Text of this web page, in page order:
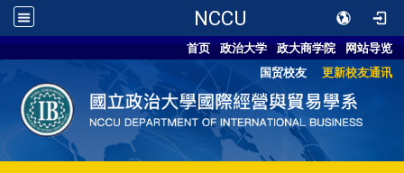
NCCU
首页 政治大学 政大商学院
网站导览
国贸校友
更新校友通讯